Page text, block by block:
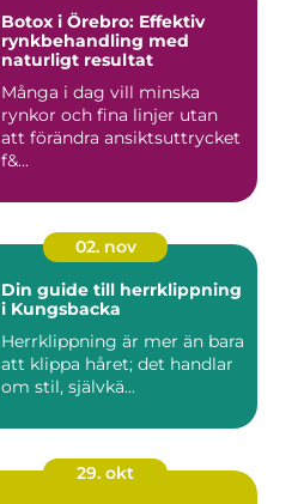
Botox i Örebro: Effektiv
rynkbehandling med
naturligt resultat
Många i dag vill minska
rynkor och fina linjer utan
att förändra ansiktsuttrycket
f&...
02. nov
Din guide till herrklippning
i Kungsbacka
Herrklippning är mer än bara
att klippa håret; det handlar
om stil, självkä...
29. okt